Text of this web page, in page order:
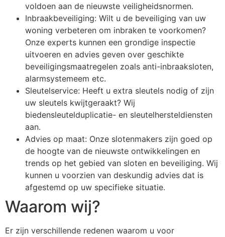
voldoen aan de nieuwste veiligheidsnormen.
Inbraakbeveiliging: Wilt u de beveiliging van uw
woning verbeteren om inbraken te voorkomen?
Onze experts kunnen een grondige inspectie
uitvoeren en advies geven over geschikte
beveiligingsmaatregelen zoals anti-inbraaksloten,
alarmsystemeem etc.
Sleutelservice: Heeft u extra sleutels nodig of zijn
uw sleutels kwijtgeraakt? Wij
biedensleutelduplicatie- en sleutelhersteldiensten
aan.
Advies op maat: Onze slotenmakers zijn goed op
de hoogte van de nieuwste ontwikkelingen en
trends op het gebied van sloten en beveiliging. Wij
kunnen u voorzien van deskundig advies dat is
afgestemd op uw specifieke situatie.
Waarom wij?
Er zijn verschillende redenen waarom u voor